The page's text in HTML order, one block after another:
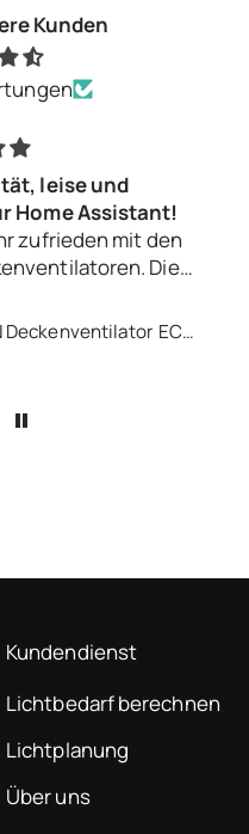
Kunden
Der
freundlich,
bestellt.
Kundendienst
Lichtbedarf berechnen
Lichtplanung
Über uns